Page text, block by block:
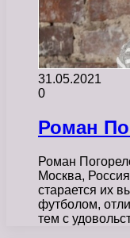
31.05.2021
0
Роман
Роман
Москва,
старается их
футболом,
тем с